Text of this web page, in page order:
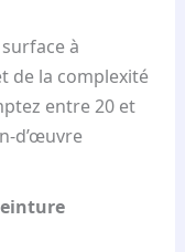
à
de la complexité
entre 20 et
d’œuvre